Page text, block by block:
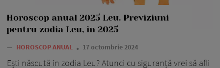
Horoscop anual 2025 Leu. Previziuni
pentru zodia Leu, în 2025
— HOROSCOP ANUAL 17 octombrie 2024
Ești născută în zodia Leu? Atunci cu siguranță vrei să afli